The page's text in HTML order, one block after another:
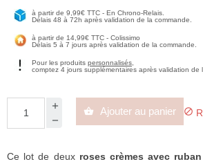
à partir de 9,99€ TTC - En Chrono-Relais.
Délais 48 à 72h après validation de la commande.
à partir de 14,99€ TTC - Colissimo
Délais 5 à 7 jours après validation de la commande.
Pour les produits personnalisés
comptez 4 jours supplémentaires après validation de
 Ajouter au panier 
Ce lot de deux roses crèmes avec ruban